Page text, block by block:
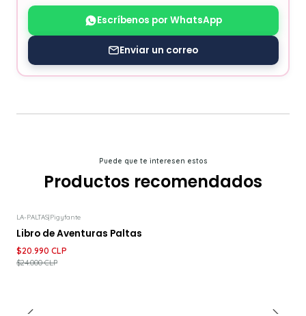
Escríbenos por WhatsApp
Enviar un correo
Puede que te interesen estos
Productos recomendados
DESCUENTO
LA-PALTAS|Pigyfante
Libro de Aventuras Paltas
$20.990 CLP
$24.000 CLP